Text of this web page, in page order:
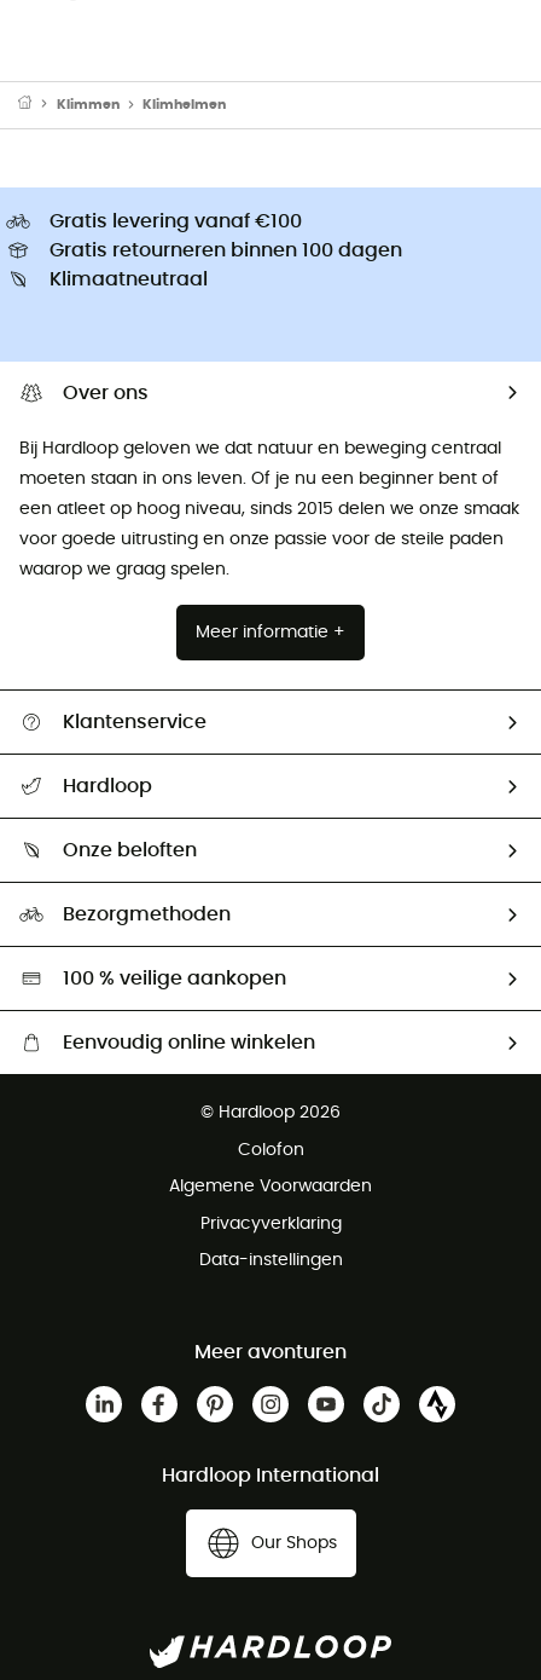
Klimmen Klimhelmen
Gratis levering vanaf €100
Gratis retourneren binnen 100 dagen
Klimaatneutraal
Over ons
Bij Hardloop geloven we dat natuur en beweging centraal
moeten staan ​​in ons leven. Of je nu een beginner bent of
een atleet op hoog niveau, sinds 2015 delen we onze smaak
voor goede uitrusting en onze passie voor de steile paden
waarop we graag spelen.
Meer informatie +
Klantenservice
Retourzendingen & Terugbetalingen
Hardloop
Ambassadeurs
Onze beloften
Hardgreen
Bezorgmethoden
100 % veilige aankopen
Eenvoudig online winkelen
Gratis retourneren binnen 100 dagen
© Hardloop 2026
Colofon
Algemene Voorwaarden
Privacyverklaring
Data-instellingen
Meer avonturen
Hardloop International
Our Shops